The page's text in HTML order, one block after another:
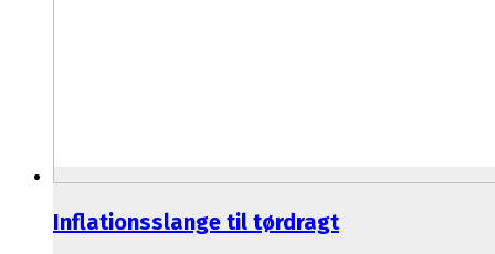
Inflationsslange til tørdragt